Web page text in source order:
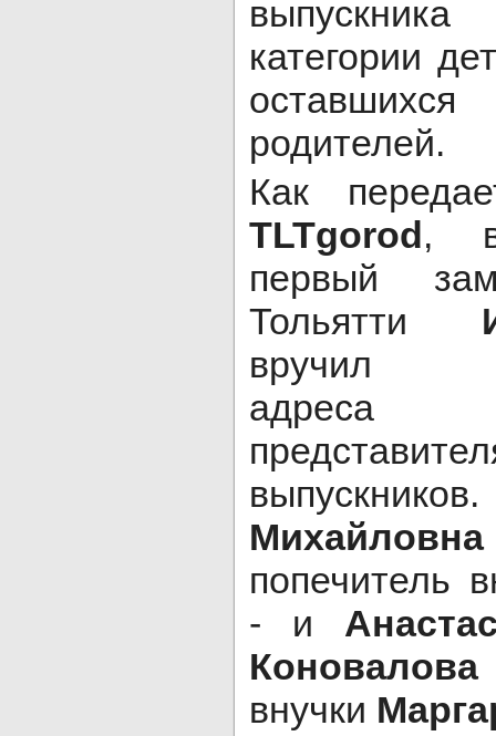
категории
родителей.
Как
TLTgorod,
первый
Тольятти
вручил
попечитель
- и
Коновалова
внучки